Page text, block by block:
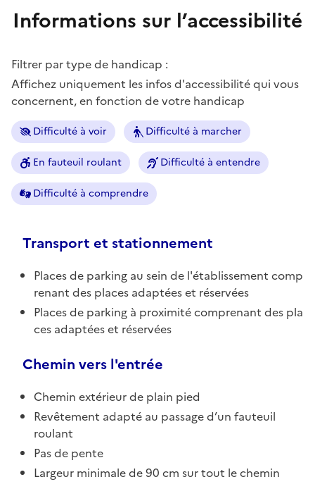
Informations sur l’accessibilité
Filtrer par type de handicap :
Affichez uniquement les infos d'accessibilité qui vous
concernent, en fonction de votre handicap
Difficulté à voir Difficulté à marcher
En fauteuil roulant Difficulté à entendre
Difficulté à comprendre
Transport et stationnement
Places de parking au sein de l'établissement comp
renant des places adaptées et réservées
Places de parking à proximité comprenant des pla
ces adaptées et réservées
Chemin vers l'entrée
Chemin extérieur de plain pied
Revêtement adapté au passage d’un fauteuil
roulant
Pas de pente
Largeur minimale de 90 cm sur tout le chemin